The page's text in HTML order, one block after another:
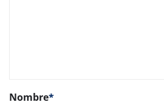
Nombre*